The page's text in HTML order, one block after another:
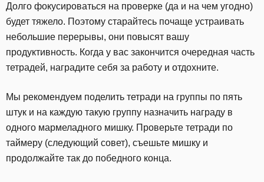
Долго фокусироваться на проверке (да и на чем угодно)
будет тяжело. Поэтому старайтесь почаще устраивать
небольшие перерывы, они повысят вашу
продуктивность. Когда у вас закончится очередная часть
тетрадей, наградите себя за работу и отдохните.
Мы рекомендуем поделить тетради на группы по пять
штук и на каждую такую группу назначить награду в
одного мармеладного мишку. Проверьте тетради по
таймеру (следующий совет), съешьте мишку и
продолжайте так до победного конца.